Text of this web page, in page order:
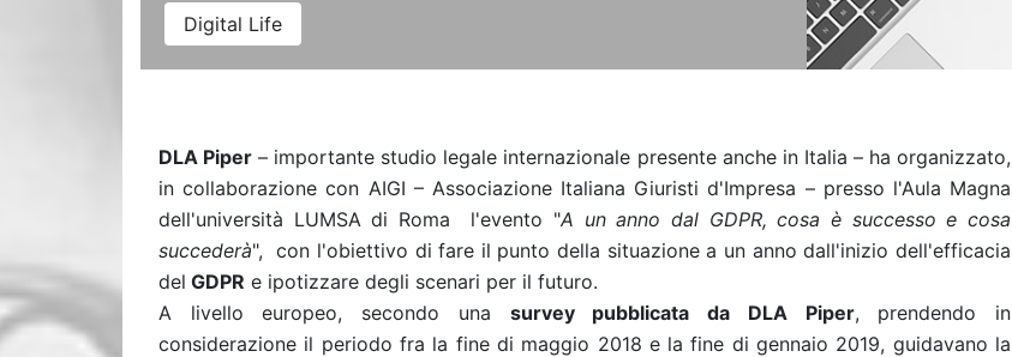
Digital Life
DLA Piper – importante studio legale internazionale presente anche in Italia – ha organizzato,
in collaborazione con AIGI – Associazione Italiana Giuristi d'Impresa – presso l'Aula Magna
dell'università LUMSA di Roma l'evento "A un anno dal GDPR, cosa è successo e cosa
succederà", con l'obiettivo di fare il punto della situazione a un anno dall'inizio dell'efficacia
del GDPR e ipotizzare degli scenari per il futuro.
A livello europeo, secondo una survey pubblicata da DLA Piper, prendendo in
considerazione il periodo fra la fine di maggio 2018 e la fine di gennaio 2019, guidavano la